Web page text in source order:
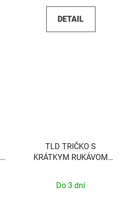
DETAIL
TLD TRIČKO S
KRÁTKYM RUKÁVOM
Do 3 dní